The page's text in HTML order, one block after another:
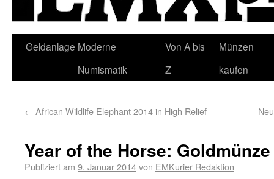
Geldanlage Moderne
Numismatik
Von A bis
Z
Münzen
kaufen
← African Wildlife Elephant 2014 in High Relief
Year of the Horse:
Publiziert am 9. Januar 2014von EMKurier Redaktion